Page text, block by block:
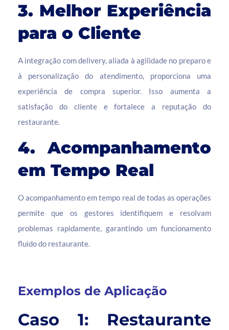
3. Melhor Experiência
para o Cliente
A integração com delivery, aliada à agilidade no preparo e
à personalização do atendimento, proporciona uma
experiência de compra superior. Isso aumenta a
satisfação do cliente e fortalece a reputação do
restaurante.
4. Acompanhamento
em Tempo Real
O acompanhamento em tempo real de todas as operações
permite que os gestores identifiquem e resolvam
problemas rapidamente, garantindo um funcionamento
fluido do restaurante.
Exemplos de Aplicação
Caso 1: Restaurante